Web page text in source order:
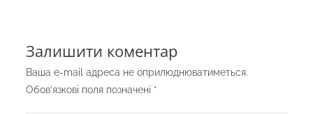
Залишити коментар
Ваша e-mail адреса не оприлюднюватиметься.
Обов’язкові поля позначені *